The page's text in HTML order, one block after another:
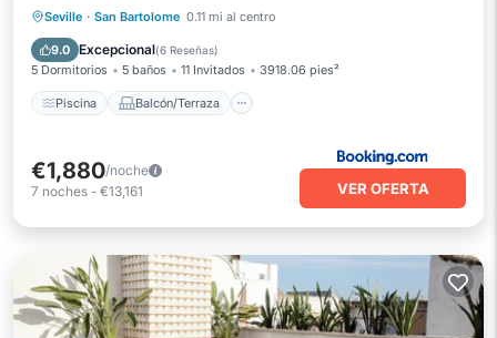
Seville · San Bartolome 0.11 mi al centro
9.0 Excepcional(6 Reseñas)
5 Dormitorios 5 baños 11 Invitados 3918.06 pies²
Piscina Balcón/Terraza
Piscina Balcón/Terraza
Aire acondicionado
€1,880/noche
7 noches - €13,161 VER OFERTA